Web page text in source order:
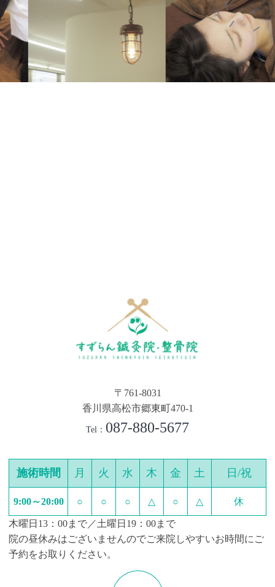
〒761-8031
香川県高松市郷東町470-1
Tel： 087-880-5677
施術時間 月 火 水 木 金 土 日/祝
9:00～20:00 ○ ○ ○ △ ○ △ 休
木曜日13：00まで／土曜日19：00まで
院の昼休みはございませんのでご来院しやすいお時間にご
予約をお取りください。